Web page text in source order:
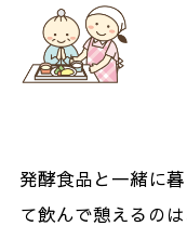
発酵食品と一緒に
て飲んで憩えるの